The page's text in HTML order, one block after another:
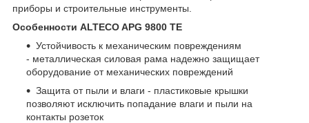
приборы и строительные инструменты.
Особенности ALTECO APG 9800 TE
Устойчивость к механическим повреждениям
- металлическая силовая рама надежно защищает
оборудование от механических повреждений
Защита от пыли и влаги - пластиковые крышки
позволяют исключить попадание влаги и пыли на
контакты розеток